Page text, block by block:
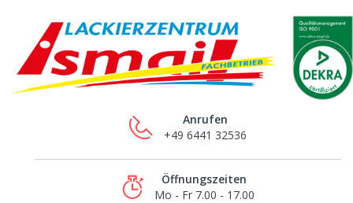
Anrufen
+49 6441 32536
Öffnungszeiten
Mo - Fr 7.00 - 17.00